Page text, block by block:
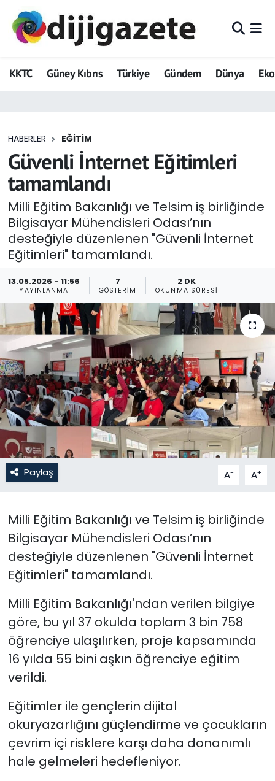
KKTC Güney Kıbrıs Türkiye Gündem Dünya
HABERLER EĞITIM
Güvenli İnternet Eğitimleri
tamamlandı
Milli Eğitim Bakanlığı ve Telsim iş birliğinde
Bilgisayar Mühendisleri Odası’nın
desteğiyle düzenlenen "Güvenli İnternet
Eğitimleri" tamamlandı.
13.05.2026 - 11:56
YAYINLANMA
7
GÖSTERIM
2 DK
OKUNMA SÜRESI
Paylaş A- A+
Milli Eğitim Bakanlığı ve Telsim iş birliğinde
Bilgisayar Mühendisleri Odası’nın
desteğiyle düzenlenen "Güvenli İnternet
Eğitimleri" tamamlandı.
Milli Eğitim Bakanlığı'ndan verilen bilgiye
göre, bu yıl 37 okulda toplam 3 bin 758
öğrenciye ulaşılırken, proje kapsamında
16 yılda 55 bini aşkın öğrenciye eğitim
verildi.
Eğitimler ile gençlerin dijital
okuryazarlığını güçlendirme ve çocukların
çevrim içi risklere karşı daha donanımlı
hale gelmeleri hedefleniyor.
ADVERTORIAL
Dijigazete
Eğitim
Ekonomi
Foto Galeri
GEZİ
Gündem
KKTC
KKTC YEREL SEÇİM 2018
Kültür Sanat
Magazin
Moda
Nöbetçi Eczaneler
Otomobil Dünyası
Politika
SAĞLIK
Spor
Teknoloji
TÜRKiYE
Video Galeri
YAŞAM
Yazarlar
Hava Durumu
Trafik Durumu
Tüm Manşetler
Son Dakika Haberleri
Haber Arşivi